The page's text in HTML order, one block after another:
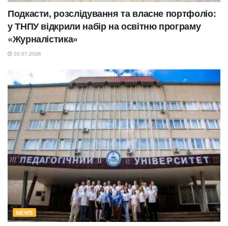
Подкасти, розслідування та власне портфоліо:
у ТНПУ відкрили набір на освітню програму
«Журналістика»
30.07.2026
NEWS